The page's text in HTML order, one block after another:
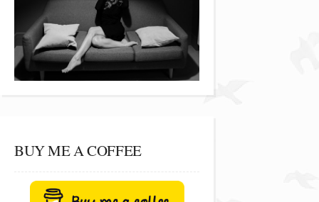
BUY ME A COFFEE